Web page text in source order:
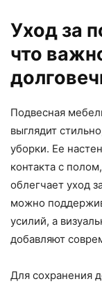
Уход за
что
Подвесная
выглядит
уборки. Ее
контакта с
облегчает уход
можно
усилий, а
добавляют
Для сохранения